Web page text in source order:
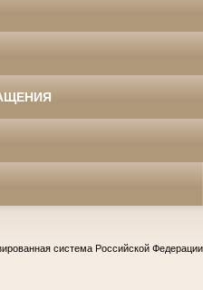
система Российской